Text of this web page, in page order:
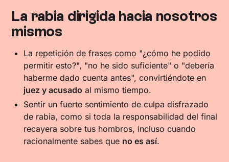
La rabia dirigida hacia nosotros
mismos
La repetición de frases como "¿cómo he podido
permitir esto?", "no he sido suficiente" o "debería
haberme dado cuenta antes", convirtiéndote en
juez y acusado al mismo tiempo.
Sentir un fuerte sentimiento de culpa disfrazado
de rabia, como si toda la responsabilidad del final
recayera sobre tus hombros, incluso cuando
racionalmente sabes que no es así.